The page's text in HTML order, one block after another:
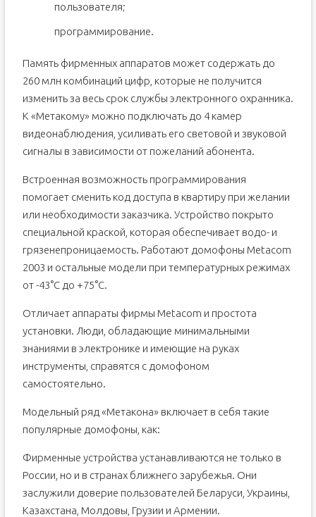
пользователя;
программирование.
Память фирменных аппаратов может содержать до
260 млн комбинаций цифр, которые не получится
изменить за весь срок службы электронного охранника.
К «Метакому» можно подключать до 4 камер
видеонаблюдения, усиливать его световой и звуковой
сигналы в зависимости от пожеланий абонента.
Встроенная возможность программирования
помогает сменить код доступа в квартиру при желании
или необходимости заказчика. Устройство покрыто
специальной краской, которая обеспечивает водо- и
грязенепроницаемость. Работают домофоны Metacom
2003 и остальные модели при температурных режимах
от -43°С до +75°С.
Отличает аппараты фирмы Metacom и простота
установки. Люди, обладающие минимальными
знаниями в электронике и имеющие на руках
инструменты, справятся с домофоном
самостоятельно.
Модельный ряд «Метакона» включает в себя такие
популярные домофоны, как:
Фирменные устройства устанавливаются не только в
России, но и в странах ближнего зарубежья. Они
заслужили доверие пользователей Беларуси, Украины,
Казахстана, Молдовы, Грузии и Армении.